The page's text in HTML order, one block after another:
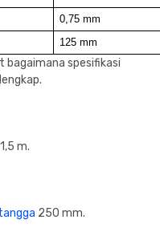
0,75 mm
125 mm
bagaimana spesifikasi
m.
250 mm.